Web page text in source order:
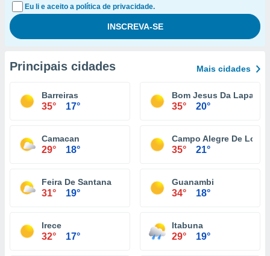
Eu li e aceito a política de privacidade.
Principais cidades Mais cidades
Barreiras
35° 17°
Bom Jesus Da Lapa
35° 20°
Camacan
29° 18°
Campo Alegre De
35° 21°
Feira De Santana
31° 19°
Guanambi
34° 18°
Irece
32° 17°
Itabuna
29° 19°